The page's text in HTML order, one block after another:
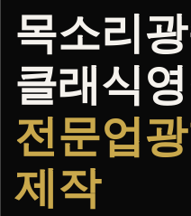
목소리
클래식
전문업
제작